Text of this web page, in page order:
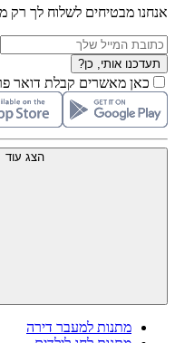
אנחנו מבטיחים לשלוח לך רק
תעדכנו אותי, כן?
כאן מאשרים קבלת דואר
הצג עוד
מתנות למעבר דירה